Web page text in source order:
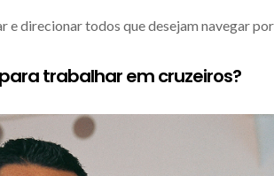
e direcionar todos que desejam navegar
trabalhar em cruzeiros?